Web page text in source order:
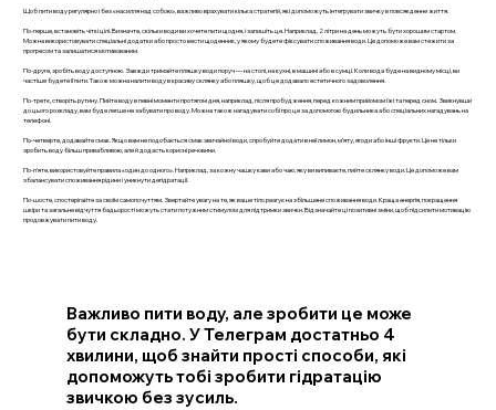
Щоб пити воду регулярно і без «насилля над собою», важливо врахувати кілька стратегій, які допоможуть інтегрувати звичку в повсякденне життя.
По-перше, встановіть чіткі цілі. Визначте, скільки води ви хочете пити щодня, і запишіть це. Наприклад, 2 літри на день можуть бути хорошим стартом.
Можна використовувати спеціальні додатки або просто вести щоденник, у якому будете фіксувати споживання води. Це допоможе вам стежити за
прогресом та залишатися мотивованим.
По-друге, зробіть воду доступною. Завжди тримайте пляшку води поруч — на столі, на кухні, в машині або в сумці. Коли вода буде на видному місці, ви
частіше будете її пити. Також можна налити воду в красиву склянку або пляшку, щоб це додавало естетичного задоволення.
По-третє, створіть рутину. Пийте воду в певні моменти протягом дня, наприклад, після пробудження, перед кожним прийомом їжі та перед сном. Звикнувши
до цього розкладу, вам буде легше не забувати про воду. Можна також нагадувати собі про це за допомогою будильника або спеціальних нагадувань на
телефоні.
По-четверте, додавайте смак. Якщо вам не подобається смак звичайної води, спробуйте додати в неї лимон, м’яту, ягоди або інші фрукти. Це не тільки
зробить воду більш привабливою, але й додасть корисні речовини.
По-п’яте, використовуйте правила «один до одного». Наприклад, за кожну чашку кави або чаю, яку ви випиваєте, пийте склянку води. Це допоможе вам
збалансувати споживання рідини і уникнути дегідратації.
По-шосте, спостерігайте за своїм самопочуттям. Звертайте увагу на те, як ваше тіло реагує на збільшене споживання води. Краща енергія, покращення
шкіри та загальне відчуття бадьорості можуть стати потужним стимулом для підтримки звички. Відзначайте ці позитивні зміни, щоб підсилити мотивацію
продовжувати пити воду.
Важливо пити воду, але зробити це може
бути складно. У Телеграм достатньо 4
хвилини, щоб знайти прості способи, які
допоможуть тобі зробити гідратацію
звичкою без зусиль.